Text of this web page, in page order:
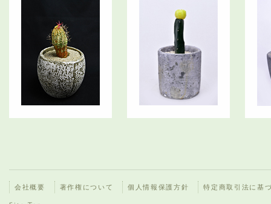
会社概要 著作権について 個人情報保護方針 特定商取引法に基